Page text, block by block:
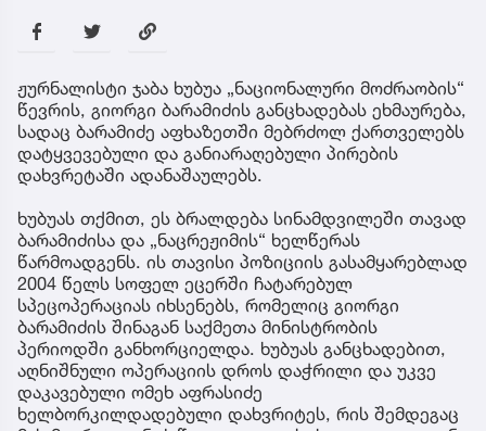
ჟურნალისტი ჯაბა ხუბუა „ნაციონალური მოძრაობის“
წევრის, გიორგი ბარამიძის განცხადებას ეხმაურება,
სადაც ბარამიძე აფხაზეთში მებრძოლ ქართველებს
დატყვევებული და განიარაღებული პირების
დახვრეტაში ადანაშაულებს.
ხუბუას თქმით, ეს ბრალდება სინამდვილეში თავად
ბარამიძისა და „ნაცრეჟიმის“ ხელწერას
წარმოადგენს. ის თავისი პოზიციის გასამყარებლად
2004 წელს სოფელ ეცერში ჩატარებულ
სპეცოპერაციას იხსენებს, რომელიც გიორგი
ბარამიძის შინაგან საქმეთა მინისტრობის
პერიოდში განხორციელდა. ხუბუას განცხადებით,
აღნიშნული ოპერაციის დროს დაჭრილი და უკვე
დაკავებული ომეხ აფრასიძე
ხელბორკილდადებული დახვრიტეს, რის შემდეგაც